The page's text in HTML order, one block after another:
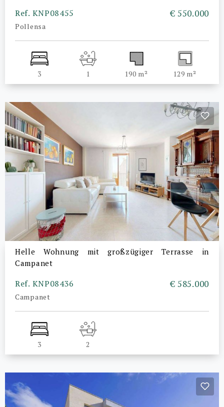
Ref. KNP08455
Pollensa
€ 550.000
3 1 190 m² 129 m²
Helle Wohnung mit großzügiger Terrasse in
Campanet
Ref. KNP08436
Campanet
€ 585.000
3 2